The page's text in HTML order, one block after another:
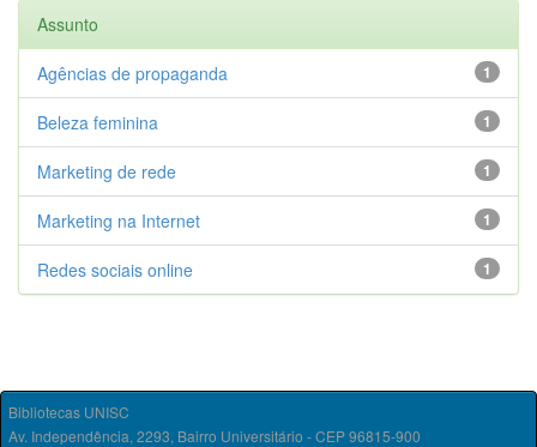
Assunto
1
Agências de propaganda
1
Beleza feminina
1
Marketing de rede
1
Marketing na Internet
1
Redes sociais online
Bibliotecas UNISC
Av. Independência, 2293, Bairro Universitário - CEP 96815-900